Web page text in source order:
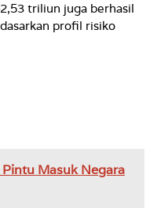
triliun juga berhasil
profil risiko
Masuk Negara